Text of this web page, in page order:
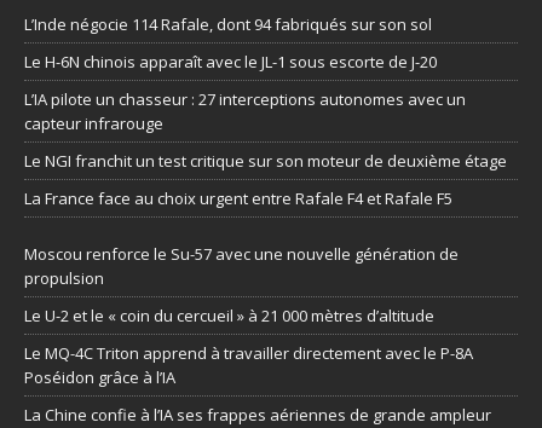
L’Inde négocie 114 Rafale, dont 94 fabriqués sur son sol
Le H-6N chinois apparaît avec le JL-1 sous escorte de J-20
L’IA pilote un chasseur : 27 interceptions autonomes avec un
capteur infrarouge
Le NGI franchit un test critique sur son moteur de deuxième étage
La France face au choix urgent entre Rafale F4 et Rafale F5
Moscou renforce le Su-57 avec une nouvelle génération de
propulsion
Le U-2 et le « coin du cercueil » à 21 000 mètres d’altitude
Le MQ-4C Triton apprend à travailler directement avec le P-8A
Poséidon grâce à l’IA
La Chine confie à l’IA ses frappes aériennes de grande ampleur